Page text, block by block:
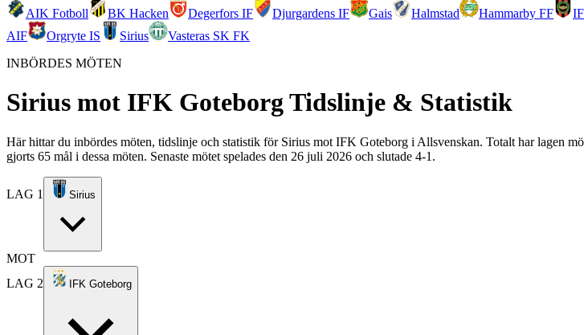
AIK Fotboll
BK Hacken Degerfors IF Djurgardens IF Gais Halmstad Hammarby FF
AIF
Orgryte IS Sirius
Vasteras SK FK
INBÖRDES MÖTEN
Sirius mot IFK GoteborgTidslinje & Statistik
Här hittar du inbördes möten, tidslinje och statistik för Sirius mot IFK Goteborg i Allsvenskan. Totalt har lagen
gjorts 65 mål i dessa möten. Senaste mötet spelades den 26 juli 2026 och slutade 4-1.
LAG 1 Sirius
MOT
LAG 2
IFK Goteborg